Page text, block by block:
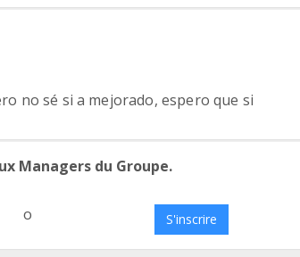
no sé si a mejorado, espero que si
Managers du Groupe.
o S'inscrire